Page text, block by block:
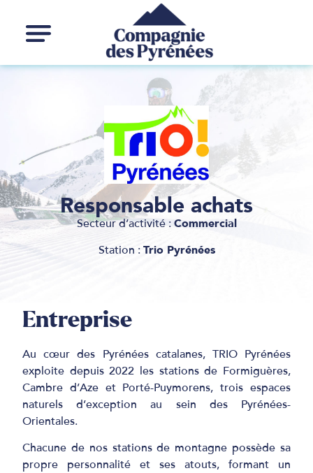
Responsable achats
Secteur d’activité : Commercial
Station : Trio Pyrénées
Entreprise
Au cœur des Pyrénées catalanes, TRIO Pyrénées
exploite depuis 2022 les stations de Formiguères,
Cambre d’Aze et Porté-Puymorens, trois espaces
naturels d’exception au sein des Pyrénées-
Orientales.
Chacune de nos stations de montagne possède sa
propre personnalité et ses atouts, formant un